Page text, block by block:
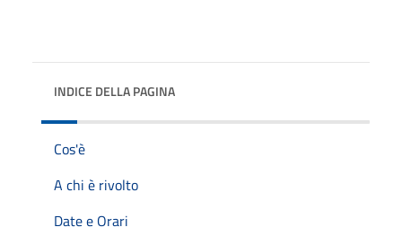
INDICE DELLA PAGINA
Cos'è
A chi è rivolto
Date e Orari